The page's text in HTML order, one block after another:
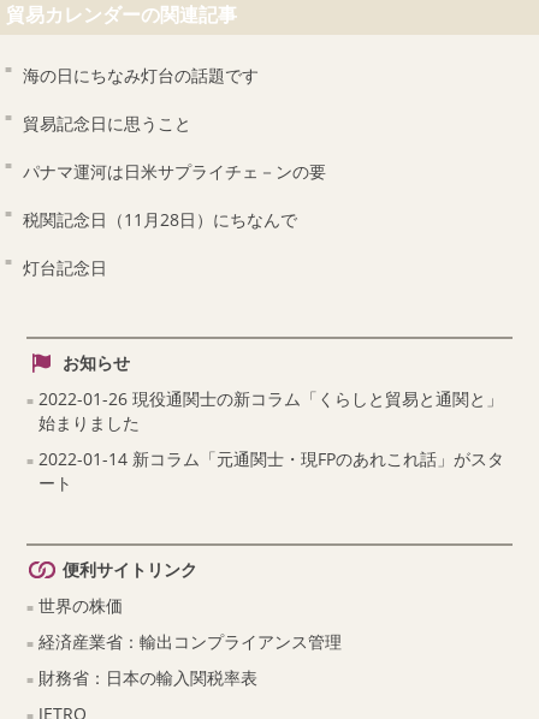
貿易カレンダーの関連記事
海の日にちなみ灯台の話題です
貿易記念日に思うこと
パナマ運河は日米サプライチェ－ンの要
税関記念日（11月28日）にちなんで
灯台記念日
お知らせ
2022-01-26 現役通関士の新コラム「くらしと貿易と通関と」
始まりました
2022-01-14 新コラム「元通関士・現FPのあれこれ話」がスタ
ート
便利サイトリンク
世界の株価
経済産業省：輸出コンプライアンス管理
財務省：日本の輸入関税率表
JETRO